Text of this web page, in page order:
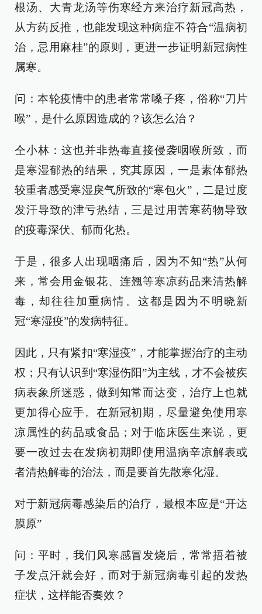
根汤、大青龙汤等伤寒经方来治疗新冠高热，
从方药反推，也能发现这种病症不符合“温病初
治，忌用麻桂”的原则，更进一步证明新冠病性
属寒。
问：本轮疫情中的患者常常嗓子疼，俗称“刀片
喉”，是什么原因造成的？该怎么治？
仝小林：这也并非热毒直接侵袭咽喉所致，而
是寒湿郁热的结果，究其原因，一是素体郁热
较重者感受寒湿戾气所致的“寒包火”，二是过度
发汗导致的津亏热结，三是过用苦寒药物导致
的疫毒深伏、郁而化热。
于是，很多人出现咽痛后，因为不知“热”从何
来，常会用金银花、连翘等寒凉药品来清热解
毒，却往往加重病情。这都是因为不明晓新
冠“寒湿疫”的发病特征。
因此，只有紧扣“寒湿疫”，才能掌握治疗的主动
权；只有认识到“寒湿伤阳”为主线，才不会被疾
病表象所迷惑，做到知常而达变，治疗上也就
更加得心应手。在新冠初期，尽量避免使用寒
凉属性的药品或食品；对于临床医生来说，更
要一改过去在发病初期即使用温病辛凉解表或
者清热解毒的治法，而是要首先散寒化湿。
对于新冠病毒感染后的治疗，最根本应是“开达
膜原”
问：平时，我们风寒感冒发烧后，常常捂着被
子发点汗就会好，而对于新冠病毒引起的发热
症状，这样能否奏效？